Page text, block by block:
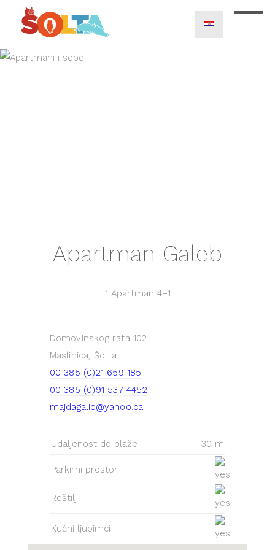
Apartman Galeb
1 Apartman 4+1
Domovinskog rata 102
Maslinica, Šolta
00 385 (0)21 659 185
00 385 (0)91 537 4452
majdagalic@yahoo.ca
Udaljenost do plaže 30 m
Parkirni prostor
Roštilj
Kućni ljubimci